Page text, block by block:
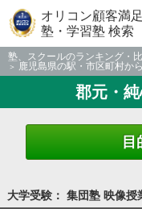
オリコン顧客満
塾・学習塾 検索
塾、スクールのランキング・
鹿児島県の駅・市区町村か
郡元・
目
大学受験： 集団塾 映像授